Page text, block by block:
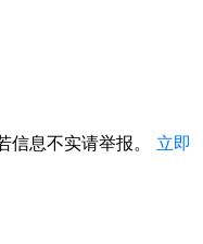
信息不实请举报。 立即